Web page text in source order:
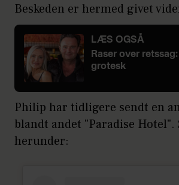
Beskeden er hermed givet
LÆS OGSÅ
Raser over
grotesk
Philip har tidligere sendt en
blandt andet "Paradise Hotel".
herunder: